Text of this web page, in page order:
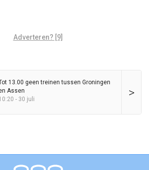
Adverteren? [9]
>
13.00 geen treinen tussen Groningen
Assen
- 30 juli